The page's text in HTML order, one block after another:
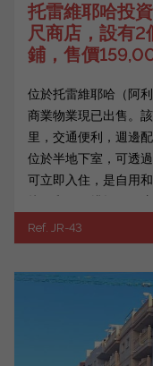
托雷維耶哈投
尺商店，設有
鋪，售價
位於托雷維耶哈（阿
商業物業現已出售。
里，交通便利，週邊
位於半地下室，可透
可立即入住，是自用
廳、外帶、...
Ref. JR-43